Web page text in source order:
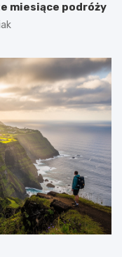
miesiące podróży